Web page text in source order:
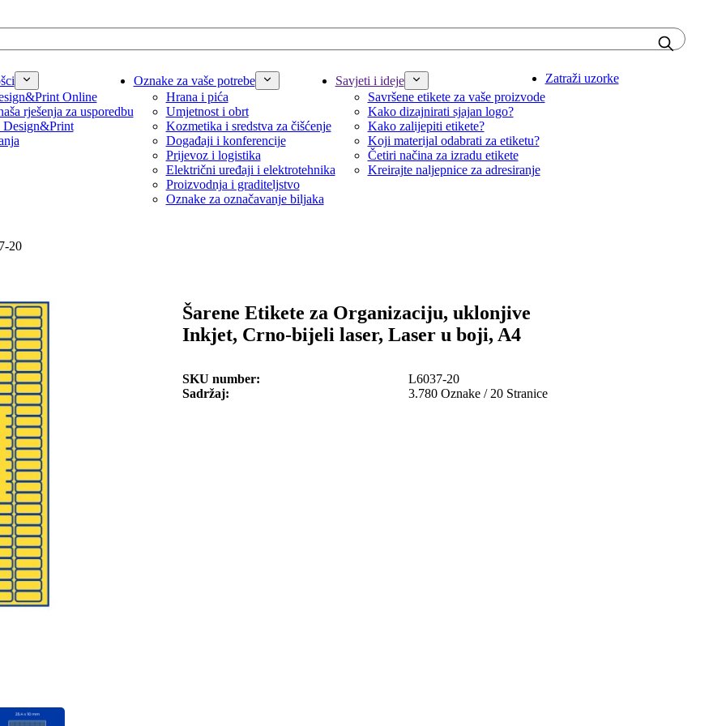
Online
rješenja za usporedbu
Design&Print
Oznake za vaše potrebe
Hrana i pića
Umjetnost i obrt
Kozmetika i sredstva za čišćenje
Događaji i konferencije
Prijevoz i logistika
Električni uređaji i elektrotehnika
Proizvodnja i graditeljstvo
Oznake za označavanje biljaka
Savjeti i ideje
Savršene etikete za vaše proizvode
Kako dizajnirati sjajan logo?
Kako zalijepiti etikete?
Koji materijal odabrati za etiketu?
Četiri načina za izradu etikete
Kreirajte naljepnice za adresiranje
Zatraži uzorke
20
Šarene Etikete za Organizaciju, uklonjive
Inkjet, Crno-bijeli laser, Laser u boji, A4
SKU number
L6037-20
Sadržaj
3.780 Oznake / 20 Stranice